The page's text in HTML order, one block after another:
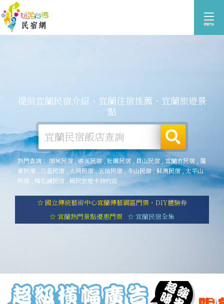
提供宜蘭民宿介紹、宜蘭住宿推薦、宜蘭旅遊景
點
熱門查詢：頭城民宿,礁溪民宿,壯圍民宿 員山民宿 宜蘭市民宿
羅
東民宿
三星民宿 大同民宿,五結民宿,冬山民宿,蘇澳民宿, 太平山
民宿
梅花湖民宿 國民旅遊卡特約店
☆ 國立傳統藝術中心宜蘭傳藝園區門票・DIY體驗券
☆ 宜蘭熱門景點優惠門票
☆ 宜蘭民宿全集